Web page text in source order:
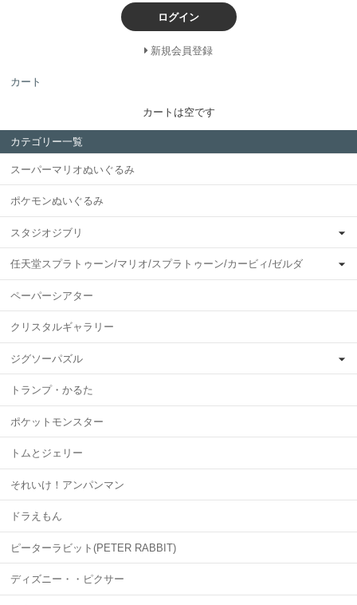
ログイン
新規会員登録
カート
カートは空です
カテゴリー一覧
スーパーマリオぬいぐるみ
ポケモンぬいぐるみ
スタジオジブリ
任天堂スプラトゥーン/マリオ/スプラトゥーン/カービィ/ゼルダ
ペーパーシアター
クリスタルギャラリー
ジグソーパズル
トランプ・かるた
ポケットモンスター
トムとジェリー
それいけ！アンパンマン
ドラえもん
ピーターラビット(PETER RABBIT)
ディズニー・・ピクサー